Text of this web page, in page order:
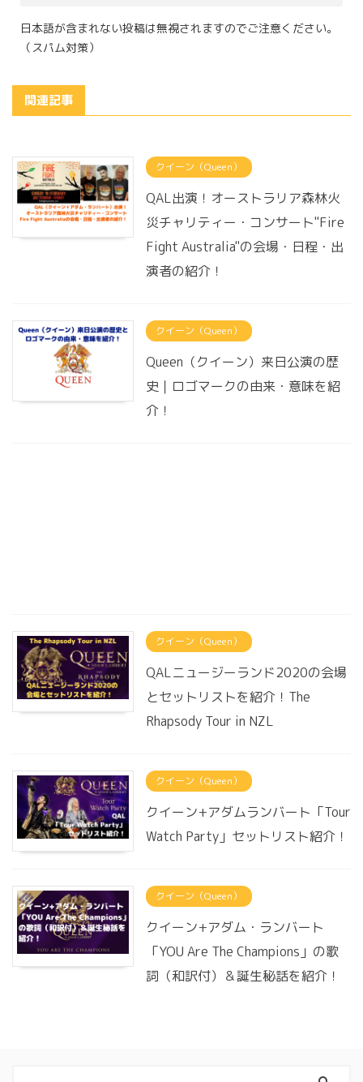
日本語が含まれない投稿は無視されますのでご注意ください。
（スパム対策）
関連記事
クイーン（Queen）
QAL出演！オーストラリア森林火
災チャリティー・コンサート"Fire
Fight Australia"の会場・日程・出
演者の紹介！
クイーン（Queen）
Queen（クイーン）来日公演の歴
史｜ロゴマークの由来・意味を紹
介！
クイーン（Queen）
QALニュージーランド2020の会場
とセットリストを紹介！The
Rhapsody Tour in NZL
クイーン（Queen）
クイーン+アダムランバート「Tour
Watch Party」セットリスト紹介！
クイーン（Queen）
クイーン+アダム・ランバート
「YOU Are The Champions」の歌
詞（和訳付）＆誕生秘話を紹介！